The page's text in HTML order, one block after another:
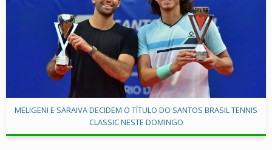
MELIGENI E SARAIVA DECIDEM O TÍTULO DO SANTOS BRASIL TENNIS
CLASSIC NESTE DOMINGO